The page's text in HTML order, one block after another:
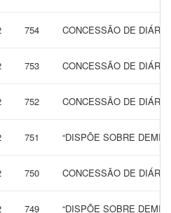
754 CONCESSÃO DE
753 CONCESSÃO DE
752 CONCESSÃO DE
751 “DISPÕE SOBRE
750 CONCESSÃO DE
749 “DISPÕE SOBRE